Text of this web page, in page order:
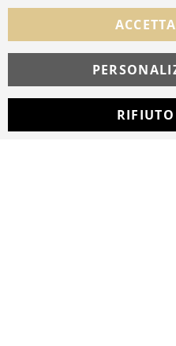
Facebook
© Copyright MAV Arreda
Via Galileo